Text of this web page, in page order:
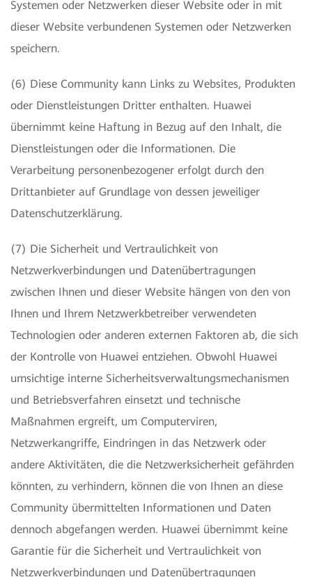
Systemen oder Netzwerken dieser Website oder in mit
dieser Website verbundenen Systemen oder Netzwerken
speichern.
(6) Diese Community kann Links zu Websites, Produkten
oder Dienstleistungen Dritter enthalten. Huawei
übernimmt keine Haftung in Bezug auf den Inhalt, die
Dienstleistungen oder die Informationen. Die
Verarbeitung personenbezogener erfolgt durch den
Drittanbieter auf Grundlage von dessen jeweiliger
Datenschutzerklärung.
(7) Die Sicherheit und Vertraulichkeit von
Netzwerkverbindungen und Datenübertragungen
zwischen Ihnen und dieser Website hängen von den von
Ihnen und Ihrem Netzwerkbetreiber verwendeten
Technologien oder anderen externen Faktoren ab, die sich
der Kontrolle von Huawei entziehen. Obwohl Huawei
umsichtige interne Sicherheitsverwaltungsmechanismen
und Betriebsverfahren einsetzt und technische
Maßnahmen ergreift, um Computerviren,
Netzwerkangriffe, Eindringen in das Netzwerk oder
andere Aktivitäten, die die Netzwerksicherheit gefährden
könnten, zu verhindern, können die von Ihnen an diese
Community übermittelten Informationen und Daten
dennoch abgefangen werden. Huawei übernimmt keine
Garantie für die Sicherheit und Vertraulichkeit von
Netzwerkverbindungen und Datenübertragungen